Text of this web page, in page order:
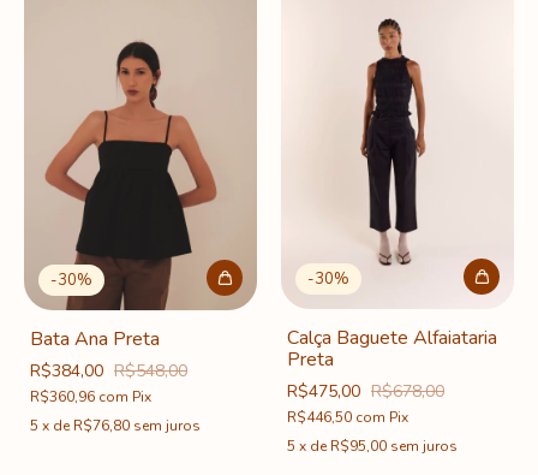
-30%
Bata Ana Preta
R$384,00 R$548,00
R$360,96 com Pix
5 x deR$76,80 sem juros
-30%
Calça Baguete Alfaiataria
Preta
R$475,00 R$678,00
R$446,50 com Pix
5 x deR$95,00 sem juros